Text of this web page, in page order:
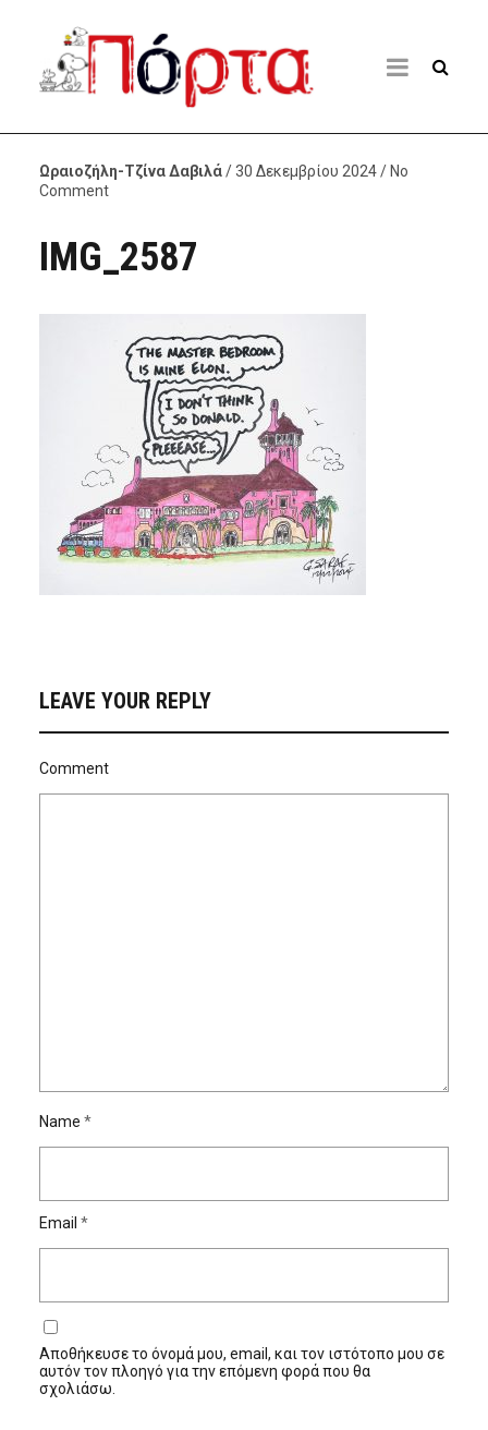
Ωραιοζήλη-Τζίνα Δαβιλά/ 30 Δεκεμβρίου 2024 / No
Comment
IMG_2587
LEAVE YOUR REPLY
Comment
Name *
Email *
Αποθήκευσε το όνομά μου, email, και τον ιστότοπο μου σε
αυτόν τον πλοηγό για την επόμενη φορά που θα
σχολιάσω.